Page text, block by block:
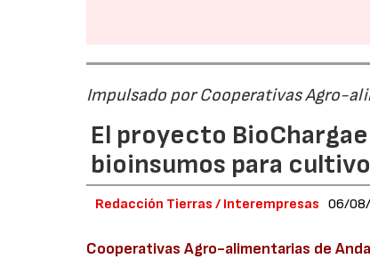
Impulsado por Cooperativas Agro-
El proyecto
bioinsumos para
Redacción Tierras / Interempresas 06/
Cooperativas Agro-alimentarias de